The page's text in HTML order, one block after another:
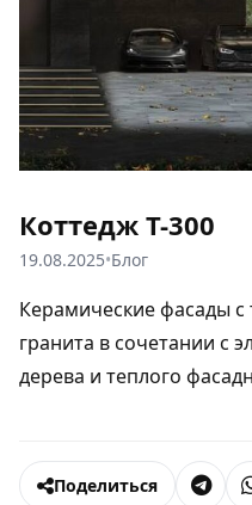
Коттедж Т-300
19.08.2025•Блог
Керамические фасады
гранита в сочетании с
дерева и теплого
Поделиться